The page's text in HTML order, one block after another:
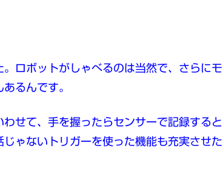
ロボットがしゃべるのは当然で、さらにモ
るんです。
せて、手を握ったらセンサーで記録すると
ゃないトリガーを使った機能も充実させた